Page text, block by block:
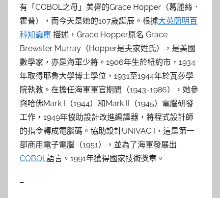
服
務
部
落
格
有「COBOL之母」美譽的Grace Hopper（葛麗絲．
霍普），而今天是她的107歲誕辰。根據大英簡明百
科知識庫 描述，Grace Hopper原名 Grace
Brewster Murray（Hopper是夫家姓氏），是美國
數學家，亦是海軍少將。1906年生於紐約市，1934
年取得耶魯大學博士學位，1931至1944年於瓦莎學
院執教。在擔任海軍軍官期間（1943-1986），她參
與哈佛Mark I（1944）和Mark II（1945）電腦研發
工作，1949年協助設計改進編譯器，將程式設計師
的指令轉成電腦碼。協助設計UNIVAC I，這是第一
部商用電子電腦（1951），並為了海軍發展出
COBOL語言。1991年獲得國家技術獎章。
–